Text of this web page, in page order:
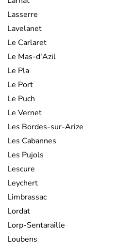
Lasserre
Lavelanet
Le Carlaret
Le Mas-d'Azil
Le Pla
Le Port
Le Puch
Le Vernet
Les Bordes-sur-Arize
Les Cabannes
Les Pujols
Lescure
Leychert
Limbrassac
Lordat
Lorp-Sentaraille
Loubens